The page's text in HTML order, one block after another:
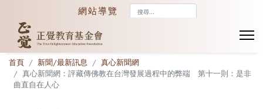
網站導覽
首頁 新聞/最新訊息
真心新聞網
真心新聞網：評藏傳佛教在台灣發展過程中的弊端 第十一則：是非
曲直自在人心